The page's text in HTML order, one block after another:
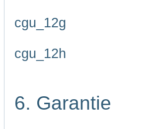
cgu_12g
cgu_12h
6. Garantie